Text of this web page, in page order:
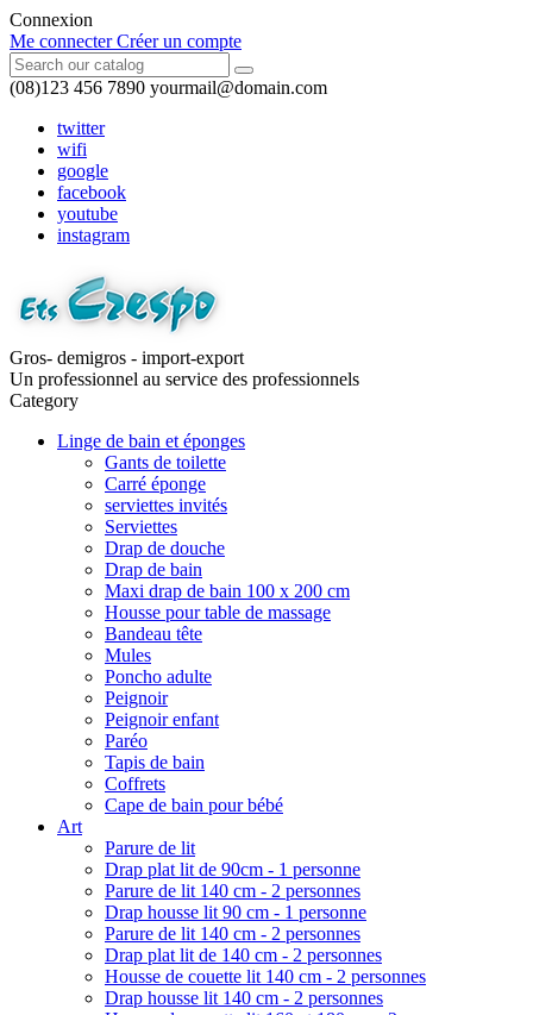
Connexion
Me connecter Créer un compte
(08)123 456 7890 yourmail@domain.com
twitter
wifi
google
facebook
youtube
instagram
Gros- demigros - import-export
Un professionnel au service des professionnels
Category
Linge de bain et éponges
Gants de toilette
Carré éponge
serviettes invités
Serviettes
Drap de douche
Drap de bain
Maxi drap de bain 100 x 200 cm
Housse pour table de massage
Bandeau tête
Mules
Poncho adulte
Peignoir
Peignoir enfant
Paréo
Tapis de bain
Coffrets
Cape de bain pour bébé
Art
Parure de lit
Drap plat lit de 90cm - 1 personne
Parure de lit 140 cm - 2 personnes
Drap housse lit 90 cm - 1 personne
Parure de lit 140 cm - 2 personnes
Drap plat lit de 140 cm - 2 personnes
Housse de couette lit 140 cm - 2 personnes
Drap housse lit 140 cm - 2 personnes